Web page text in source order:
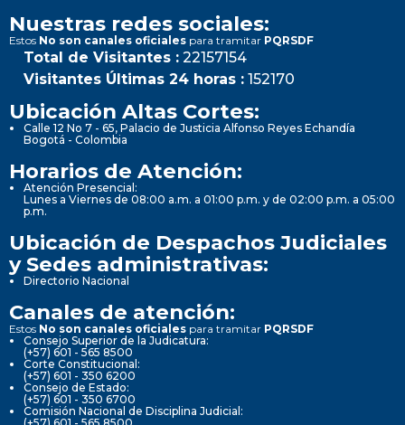
Nuestras redes sociales:
Estos No son canales oficiales para tramitar PQRSDF
Total de Visitantes : 22157154
Visitantes Últimas 24 horas : 152170
Ubicación Altas Cortes:
Calle 12 No 7 - 65, Palacio de Justicia Alfonso Reyes Echandía
Bogotá - Colombia
Horarios de Atención:
Atención Presencial:
Lunes a Viernes de 08:00 a.m. a 01:00 p.m. y de 02:00 p.m. a 05:00
p.m.
Ubicación de Despachos Judiciales
y Sedes administrativas:
Directorio Nacional
Canales de atención:
Estos No son canales oficiales para tramitar PQRSDF
Consejo Superior de la Judicatura:
(+57) 601 - 565 8500
Corte Constitucional:
(+57) 601 - 350 6200
Consejo de Estado:
(+57) 601 - 350 6700
Comisión Nacional de Disciplina Judicial: